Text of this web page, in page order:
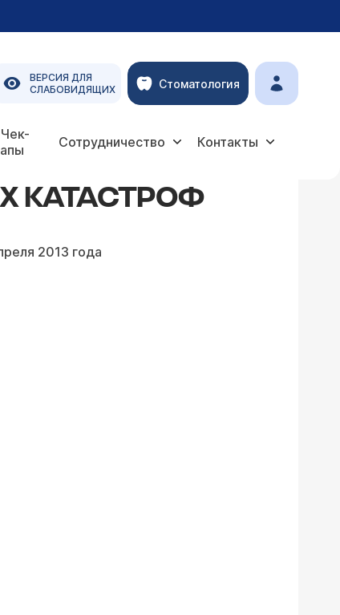
ВЕРСИЯ ДЛЯ
СЛАБОВИДЯЩИХ
Стоматология
Чек-
апы
Сотрудничество Контакты
КАТАСТРОФ
2013 года